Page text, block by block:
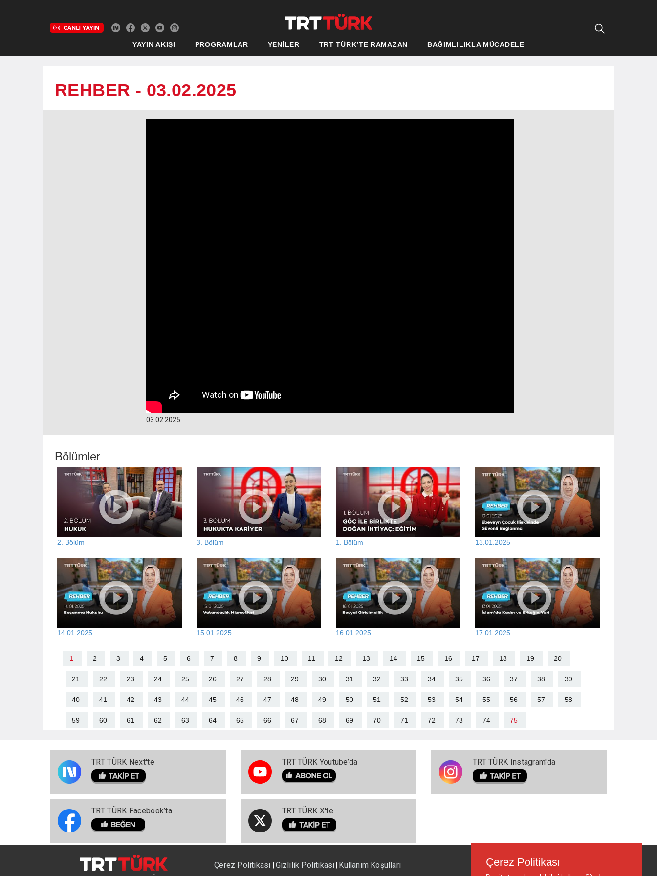
YAYIN AKIŞI PROGRAMLAR YENİLER TRT TÜRK’TE RAMAZAN BAĞIMLILIKLA MÜCADELE
REHBER - 03.02.2025
03.02.2025
Bölümler
2. Bölüm 3. Bölüm 1. Bölüm 13.01.2025
14.01.2025 15.01.2025 16.01.2025 17.01.2025
1 2 3 4 5 6 7 8 9 10 11 12 13 14 15 16 17 18 19 20
21 22 23 24 25 26 27 28 29 30 31 32 33 34 35 36 37 38 39
40 41 42 43 44 45 46 47 48 49 50 51 52 53 54 55 56 57 58
59 60 61 62 63 64 65 66 67 68 69 70 71 72 73 74 75
TRT TÜRK Next'te
TRT TÜRK Facebook’ta
TRT TÜRK Youtube’da
TRT TÜRK X'te
TRT TÜRK Instagram'da
Çerez Politikası Gizlilik Politikası Kullanım Koşulları Çerez Politikası